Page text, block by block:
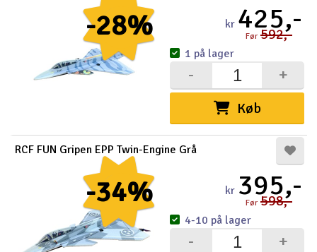
-28% kr 425,-
Før 592,-
Køb
+
-
1 på lager
-34%
RCF FUN Gripen EPP Twin-Engine Grå
kr 395,-
Før 598,-
+
-
4-10 på lager